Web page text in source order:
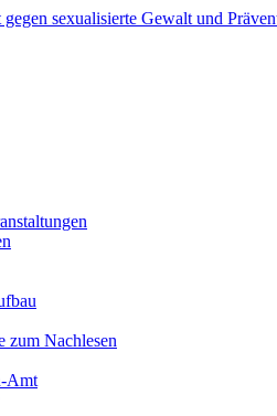
gegen sexualisierte Gewalt und
zum Nachlesen
Amt